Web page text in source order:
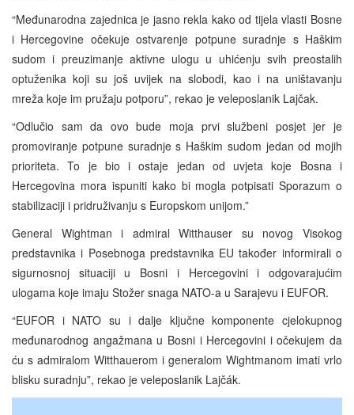
“Međunarodna zajednica je jasno rekla kako od tijela vlasti Bosne
i Hercegovine očekuje ostvarenje potpune suradnje s Haškim
sudom i preuzimanje aktivne ulogu u uhićenju svih preostalih
optuženika koji su još uvijek na slobodi, kao i na uništavanju
mreža koje im pružaju potporu”, rekao je veleposlanik Lajčak.
“Odlučio sam da ovo bude moja prvi službeni posjet jer je
promoviranje potpune suradnje s Haškim sudom jedan od mojih
prioriteta. To je bio i ostaje jedan od uvjeta koje Bosna i
Hercegovina mora ispuniti kako bi mogla potpisati Sporazum o
stabilizaciji i pridruživanju s Europskom unijom.”
General Wightman i admiral Witthauser su novog Visokog
predstavnika i Posebnoga predstavnika EU također informirali o
sigurnosnoj situaciji u Bosni i Hercegovini i odgovarajućim
ulogama koje imaju Stožer snaga NATO-a u Sarajevu i EUFOR.
“EUFOR i NATO su i dalje ključne komponente cjelokupnog
međunarodnog angažmana u Bosni i Hercegovini i očekujem da
ću s admiralom Witthauerom i generalom Wightmanom imati vrlo
blisku suradnju”, rekao je veleposlanik Lajčák.